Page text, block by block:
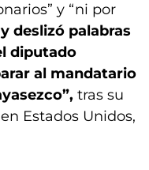
y “ni por
y deslizó palabras
diputado
al mandatario
tras su
Estados Unidos,